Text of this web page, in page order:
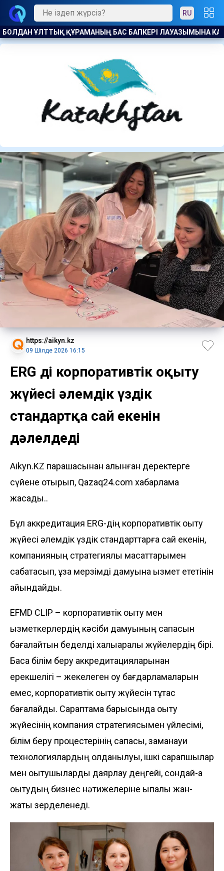
RU
КАНДИДАТ БЕЛГІЛІ БОЛДЫ АҚ ЖОЛ ПАРТИЯСЫ
https://aikyn.kz
09 Шілде 2026 16:15
ERG дің корпоративтік оқыту
жүйесі әлемдік үздік
стандартқа сай екенін
дәлелдеді
Aikyn.KZ парақшасынан алынған деректерге
сүйене отырып, Qazaq24.com хабарлама
жасады..
Бұл аккредитация ERG-дің корпоративтік оқыту
жүйесі әлемдік үздік стандарттарға сай екенін,
компанияның стратегиялық мақсаттарымен
сабақтасып, ұзақ мерзімді дамуына қызмет ететінін
айқындайды.
EFMD CLIP – корпоративтік оқыту мен
қызметкерлердің кәсіби дамуының сапасын
бағалайтын беделді халықаралық жүйелердің бірі.
Басқа білім беру аккредитацияларынан
ерекшелігі – жекелеген оқу бағдарламаларын
емес, корпоративтік оқыту жүйесін тұтас
бағалайды. Сараптама барысында оқыту
жүйесінің компания стратегиясымен үйлесімі,
білім беру процестерінің сапасы, заманауи
технологиялардың қолданылуы, ішкі сарапшылар
мен оқытушыларды даярлау деңгейі, сондай-ақ
оқытудың бизнес нәтижелеріне ықпалы жан-
жақты зерделенеді.